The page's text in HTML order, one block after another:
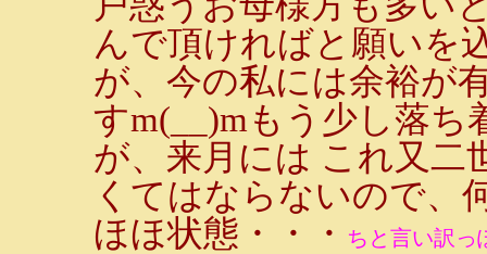
んで頂ければと願いを
が、今の私には余裕が
すm(__)mもう少し落
が、来月には これ又二
くてはならないので、
ほほ状態・・・
ちと言い訳っ